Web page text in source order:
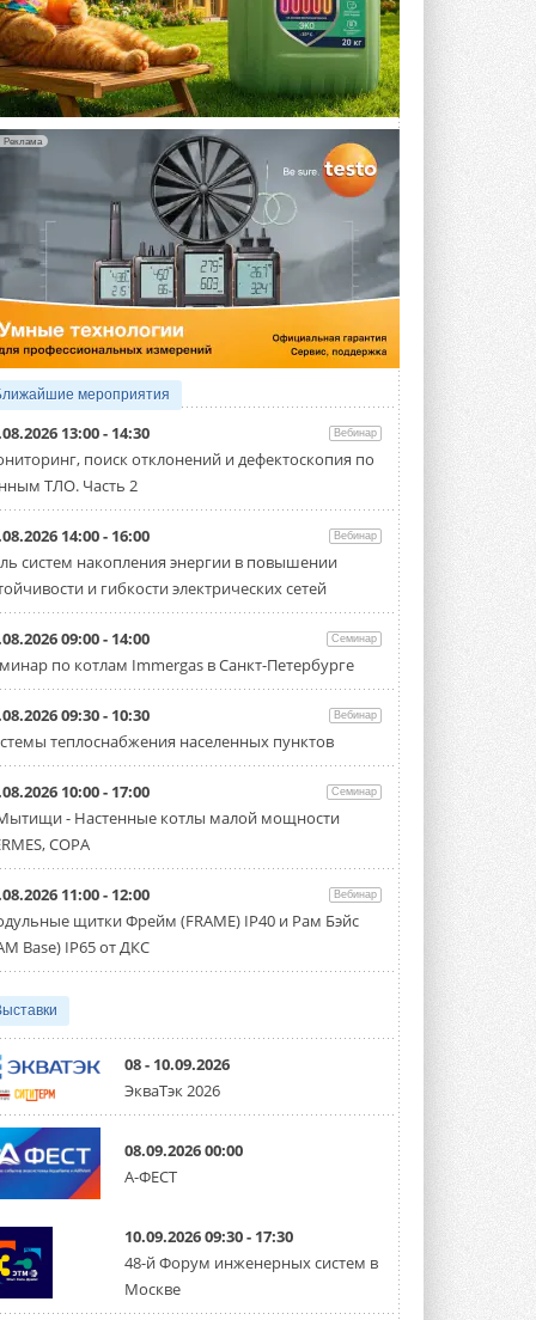
Для Арктики создали
технологию защиты
ветрогенераторов от аварий
Разработка учитывает влияние
мерзлоты, обледенения и снеговых ...
6 АВГУСТА 2026
Гибридный тепловой насос PV/T
с одним общим испарителем
Исследователи предложили
конструкцию двухисточникового ...
5 АВГУСТА 2026
21-й ежегодный форум
«ЦОД-2026»
Мероприятие пройдет 2-3 сентября в
отеле Radisson Slavyanskaya. Форум
посетит более двух тысяч участников ...
5 АВГУСТА 2026
Китайская Shenling представила
линейку тепловых насосов
«воздух-вода» на R290
Серия ThermaX R290 All-In-One
включает три модели ...
Тепловые насосы в связке с
солнечной генерацией и
накопителем снижают
потребление на 60%
Исследователи из Италии установили ...
4 АВГУСТА 2026
«РУСКЛИМАТ Fest 2026» в Уфе
собрал свыше 700 профи
климатической отрасли
Организатором выступил торгово-
производственный холдинг ...
ЦОД с плотностью 54 кВт на
стойку
Испытания прошли на собственной
производственной площадке и были ...
3 АВГУСТА 2026
систему DVM на R32
Линейка включает семь типоразмеров
производительностью от 22,4 до 56 кВт.
Суммарная длина трубопроводов ...
3 АВГУСТА 2026
«СиСофт Девелопмент» подвел
итоги конкурса студенческих
стартует уже в сентябре 2026 года ...
3 АВГУСТА 2026
«Русклимат» укрепляет
Реклама
мероприятия
13:00 - 14:30 Вебинар
поиск отклонений и дефектоскопия по
ТЛО. Часть 2
14:00 - 16:00 Вебинар
систем накопления энергии в повышении
и гибкости электрических сетей
09:00 - 14:00 Семинар
по котлам Immergas в Санкт-Петербурге
09:30 - 10:30 Вебинар
теплоснабжения населенных пунктов
10:00 - 17:00 Семинар
- Настенные котлы малой мощности
COPA
11:00 - 12:00 Вебинар
щитки Фрейм (FRAME) IP40 и Рам Бэйс
Base) IP65 от ДКС
08 - 10.09.2026
ЭкваТэк 2026
08.09.2026 00:00
А-ФЕСТ
10.09.2026 09:30 - 17:30
48-й Форум инженерных систем в
Москве